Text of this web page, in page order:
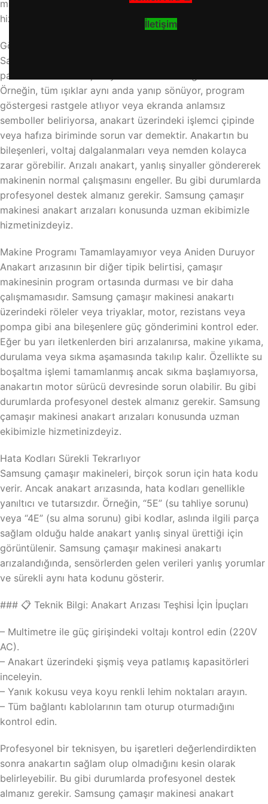
İletişim
makinesi anakart arızaları konusunda uzman ekibimizle
hizmetinizdeyiz.
Gösterge Paneli Işıkları Yanıp Sönüyor veya Donuyor
Samsung çamaşır makinesi anakart arızası, gösterge
panelinde anormal ışık oyunları ile kendini gösterebilir.
Örneğin, tüm ışıklar aynı anda yanıp sönüyor, program
göstergesi rastgele atlıyor veya ekranda anlamsız
semboller beliriyorsa, anakart üzerindeki işlemci çipinde
veya hafıza biriminde sorun var demektir. Anakartın bu
bileşenleri, voltaj dalgalanmaları veya nemden kolayca
zarar görebilir. Arızalı anakart, yanlış sinyaller göndererek
makinenin normal çalışmasını engeller. Bu gibi durumlarda
profesyonel destek almanız gerekir. Samsung çamaşır
makinesi anakart arızaları konusunda uzman ekibimizle
hizmetinizdeyiz.
Makine Programı Tamamlayamıyor veya Aniden Duruyor
Anakart arızasının bir diğer tipik belirtisi, çamaşır
makinesinin program ortasında durması ve bir daha
çalışmamasıdır. Samsung çamaşır makinesi anakartı
üzerindeki röleler veya triyaklar, motor, rezistans veya
pompa gibi ana bileşenlere güç gönderimini kontrol eder.
Eğer bu yarı iletkenlerden biri arızalanırsa, makine yıkama,
durulama veya sıkma aşamasında takılıp kalır. Özellikte su
boşaltma işlemi tamamlanmış ancak sıkma başlamıyorsa,
anakartın motor sürücü devresinde sorun olabilir. Bu gibi
durumlarda profesyonel destek almanız gerekir. Samsung
çamaşır makinesi anakart arızaları konusunda uzman
ekibimizle hizmetinizdeyiz.
Hata Kodları Sürekli Tekrarlıyor
Samsung çamaşır makineleri, birçok sorun için hata kodu
verir. Ancak anakart arızasında, hata kodları genellikle
yanıltıcı ve tutarsızdır. Örneğin, “5E” (su tahliye sorunu)
veya “4E” (su alma sorunu) gibi kodlar, aslında ilgili parça
sağlam olduğu halde anakart yanlış sinyal ürettiği için
görüntülenir. Samsung çamaşır makinesi anakartı
arızalandığında, sensörlerden gelen verileri yanlış yorumlar
ve sürekli aynı hata kodunu gösterir.
### 📋 Teknik Bilgi: Anakart Arızası Teşhisi İçin İpuçları
– Multimetre ile güç girişindeki voltajı kontrol edin (220V
AC).
– Anakart üzerindeki şişmiş veya patlamış kapasitörleri
inceleyin.
– Yanık kokusu veya koyu renkli lehim noktaları arayın.
– Tüm bağlantı kablolarının tam oturup oturmadığını
kontrol edin.
Profesyonel bir teknisyen, bu işaretleri değerlendirdikten
sonra anakartın sağlam olup olmadığını kesin olarak
belirleyebilir. Bu gibi durumlarda profesyonel destek
almanız gerekir. Samsung çamaşır makinesi anakart